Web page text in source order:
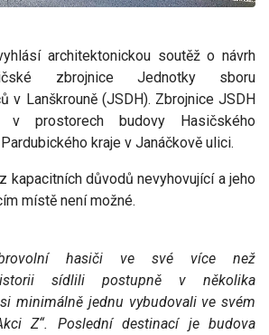
architektonickou soutěž o návrh
zbrojnice Jednotky sboru
v Lanškrouně (JSDH). Zbrojnice JSDH
prostorech budovy Hasičského
kraje v Janáčkově ulici.
kapacitních důvodů nevyhovující a jeho
místě není možné.
hasiči ve své více než
sídlili postupně v několika
minimálně jednu vybudovali ve svém
Z“. Poslední destinací je budova